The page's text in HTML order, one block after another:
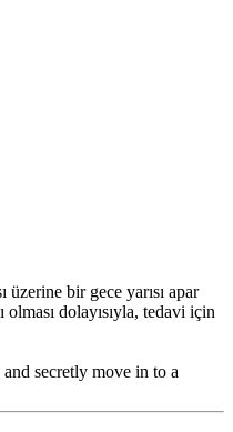
bir gece yarısı apar
dolayısıyla, tedavi için
secretly move in to a